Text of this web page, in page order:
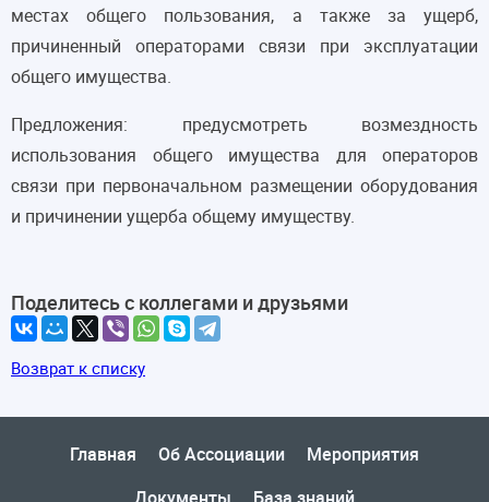
местах общего пользования, а также за ущерб,
причиненный операторами связи при эксплуатации
общего имущества.
Предложения: предусмотреть возмездность
использования общего имущества для операторов
связи при первоначальном размещении оборудования
и причинении ущерба общему имуществу.
Поделитесь с коллегами и друзьями
Возврат к списку
Главная Об Ассоциации
Мероприятия